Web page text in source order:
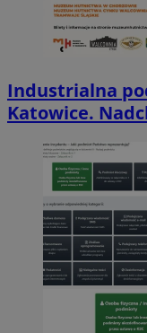
Industrialna
Katowice.